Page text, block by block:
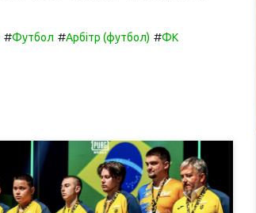
#Футбол #Арбітр (футбол) #ФК